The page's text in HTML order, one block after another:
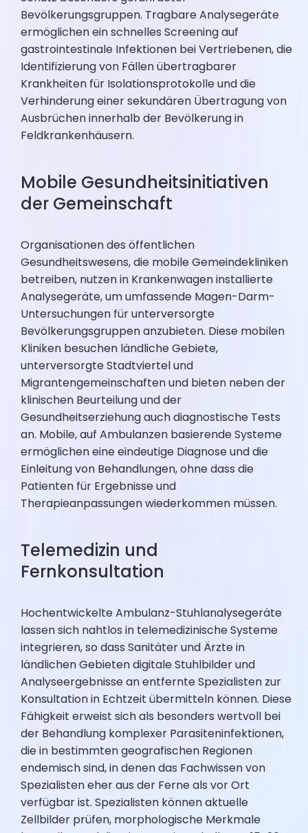
Bevölkerungsgruppen. Tragbare Analysegeräte
ermöglichen ein schnelles Screening auf
gastrointestinale Infektionen bei Vertriebenen, die
Identifizierung von Fällen übertragbarer
Krankheiten für Isolationsprotokolle und die
Verhinderung einer sekundären Übertragung von
Ausbrüchen innerhalb der Bevölkerung in
Feldkrankenhäusern.
Mobile Gesundheitsinitiativen
der Gemeinschaft
Organisationen des öffentlichen
Gesundheitswesens, die mobile Gemeindekliniken
betreiben, nutzen in Krankenwagen installierte
Analysegeräte, um umfassende Magen-Darm-
Untersuchungen für unterversorgte
Bevölkerungsgruppen anzubieten. Diese mobilen
Kliniken besuchen ländliche Gebiete,
unterversorgte Stadtviertel und
Migrantengemeinschaften und bieten neben der
klinischen Beurteilung und der
Gesundheitserziehung auch diagnostische Tests
an. Mobile, auf Ambulanzen basierende Systeme
ermöglichen eine eindeutige Diagnose und die
Einleitung von Behandlungen, ohne dass die
Patienten für Ergebnisse und
Therapieanpassungen wiederkommen müssen.
Telemedizin und
Fernkonsultation
Hochentwickelte Ambulanz-Stuhlanalysegeräte
lassen sich nahtlos in telemedizinische Systeme
integrieren, so dass Sanitäter und Ärzte in
ländlichen Gebieten digitale Stuhlbilder und
Analyseergebnisse an entfernte Spezialisten zur
Konsultation in Echtzeit übermitteln können. Diese
Fähigkeit erweist sich als besonders wertvoll bei
der Behandlung komplexer Parasiteninfektionen,
die in bestimmten geografischen Regionen
endemisch sind, in denen das Fachwissen von
Spezialisten eher aus der Ferne als vor Ort
verfügbar ist. Spezialisten können aktuelle
Zellbilder prüfen, morphologische Merkmale